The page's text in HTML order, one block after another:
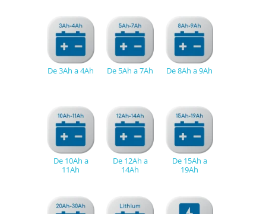
De 3Ah a 4Ah De 5Ah a 7Ah De 8Ah a 9Ah
De 10Ah a
11Ah
De 12Ah a
14Ah
De 15Ah a
19Ah